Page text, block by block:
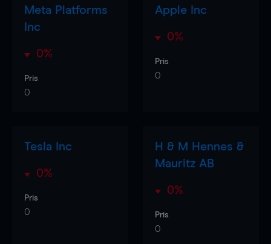
Meta Platforms
Inc
0%
Pris
0
Apple Inc
0%
Pris
0
Tesla Inc
0%
Pris
0
H & M Hennes &
Mauritz AB
0%
Pris
0